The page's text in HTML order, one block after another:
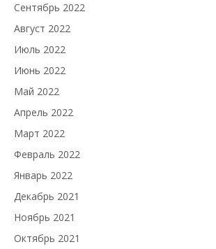
Сентябрь 2022
Август 2022
Июль 2022
Июнь 2022
Май 2022
Апрель 2022
Март 2022
Февраль 2022
Январь 2022
Декабрь 2021
Ноябрь 2021
Октябрь 2021